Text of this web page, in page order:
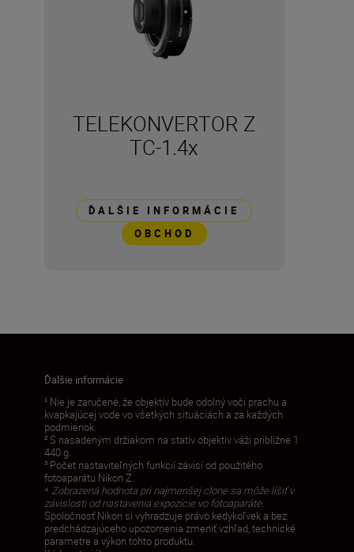
TELEKONVERTOR Z
TC-1.4x
ĎALŠIE INFORMÁCIE
OBCHOD
Ďalšie informácie
¹ Nie je zaručené, že objektív bude odolný voči prachu a
kvapkajúcej vode vo všetkých situáciách a za každých
podmienok.
² S nasadeným držiakom na statív objektív váži približne 1
440 g.
³ Počet nastaviteľných funkcií závisí od použitého
fotoaparátu Nikon Z.
⁴ Zobrazená hodnota pri najmenšej clone sa môže líšiť v
závislosti od nastavenia expozície vo fotoaparáte.
Spoločnosť Nikon si vyhradzuje právo kedykoľvek a bez
predchádzajúceho upozornenia zmeniť vzhľad, technické
parametre a výkon tohto produktu.